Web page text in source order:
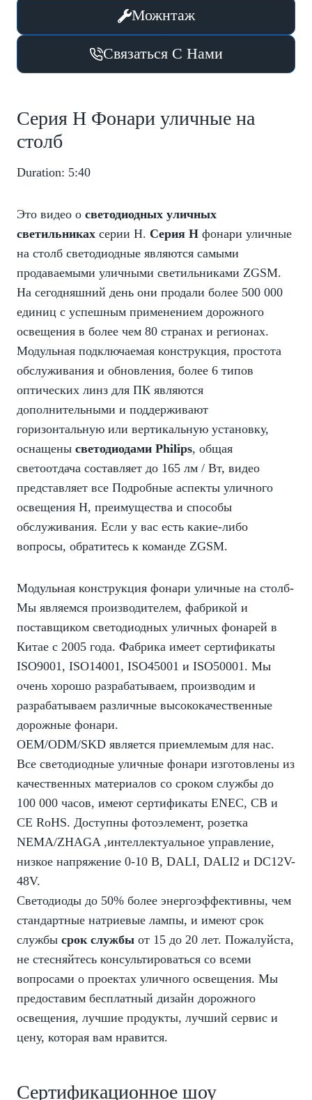
Можнтаж
Связаться С Нами
Серия H Фонари уличные на
столб
Duration: 5:40
Это видео о светодиодных уличных
светильниках серии H. Серия H фонари уличные
на столб светодиодные являются самыми
продаваемыми уличными светильниками ZGSM.
На сегодняшний день они продали более 500 000
единиц с успешным применением дорожного
освещения в более чем 80 странах и регионах.
Модульная подключаемая конструкция, простота
обслуживания и обновления, более 6 типов
оптических линз для ПК являются
дополнительными и поддерживают
горизонтальную или вертикальную установку,
оснащены светодиодами Philips, общая
светоотдача составляет до 165 лм / Вт, видео
представляет все Подробные аспекты уличного
освещения H, преимущества и способы
обслуживания. Если у вас есть какие-либо
вопросы, обратитесь к команде ZGSM.
Модульная конструкция фонари уличные на столб-
Мы являемся производителем, фабрикой и
поставщиком светодиодных уличных фонарей в
Китае с 2005 года. Фабрика имеет сертификаты
ISO9001, ISO14001, ISO45001 и ISO50001. Мы
очень хорошо разрабатываем, производим и
разрабатываем различные высококачественные
дорожные фонари.
OEM/ODM/SKD является приемлемым для нас.
Все светодиодные уличные фонари изготовлены из
качественных материалов со сроком службы до
100 000 часов, имеют сертификаты ENEC, CB и
CE RoHS. Доступны фотоэлемент, розетка
NEMA/ZHAGA,интеллектуальное управление,
низкое напряжение 0-10 В, DALI, DALI2 и DC12V-
48V.
Светодиоды до 50% более энергоэффективны, чем
стандартные натриевые лампы, и имеют срок
службы срок службы от 15 до 20 лет. Пожалуйста,
не стесняйтесь консультироваться со всеми
вопросами о проектах уличного освещения. Мы
предоставим бесплатный дизайн дорожного
освещения, лучшие продукты, лучший сервис и
цену, которая вам нравится.
Сертификационное шоу